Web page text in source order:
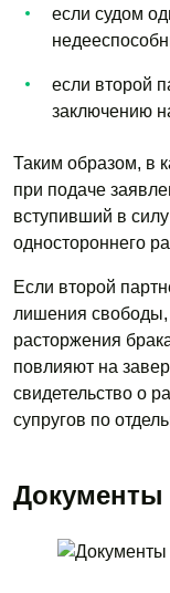
если судом
если второй
заключению
Таким образом, в
при подаче
вступивший в
одностороннего
Если второй
лишения свободы,
расторжения
повлияют на
свидетельство о
супругов по
Документы